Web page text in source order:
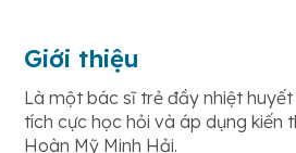
Giới thiệu
Là một bác sĩ trẻ đầy nhiệt
tích cực học hỏi và áp dụng kiến
Hoàn Mỹ Minh Hải.